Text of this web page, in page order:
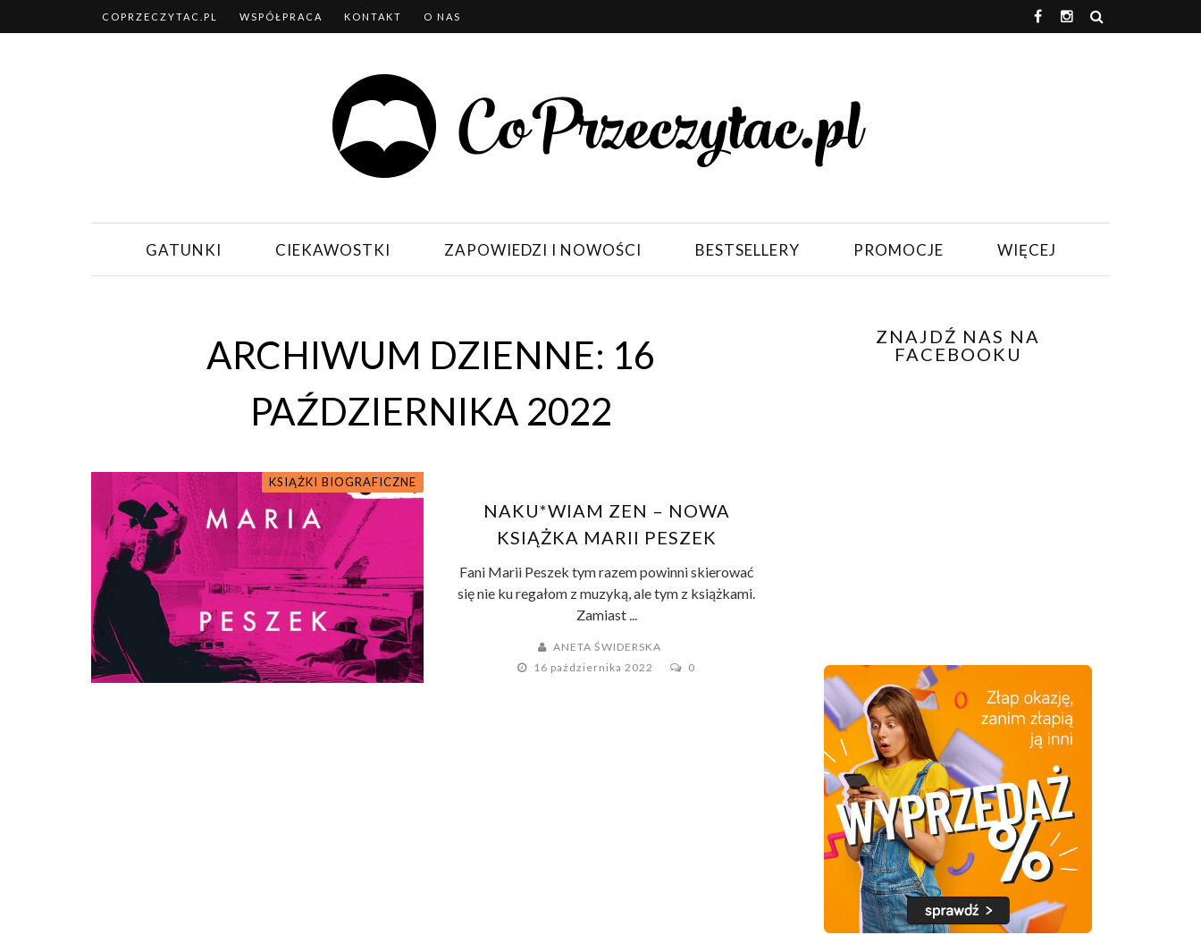
COPRZECZYTAC.PL WSPÓŁPRACA KONTAKT O NAS
GATUNKI CIEKAWOSTKI ZAPOWIEDZI I NOWOŚCI BESTSELLERY PROMOCJE WIĘCEJ
ARCHIWUM DZIENNE: 16
PAŹDZIERNIKA 2022
KSIĄŻKI BIOGRAFICZNE
NAKU*WIAM ZEN – NOWA
KSIĄŻKA MARII PESZEK
Fani Marii Peszek tym razem powinni skierować
się nie ku regałom z muzyką, ale tym z książkami.
Zamiast ...
ANETA ŚWIDERSKA
16 października 2022
0
ZNAJDŹ NAS NA
FACEBOOKU